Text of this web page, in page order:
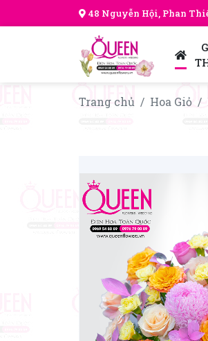
48 Nguyễn Hội, Phan
Trang chủ Hoa Giỏ